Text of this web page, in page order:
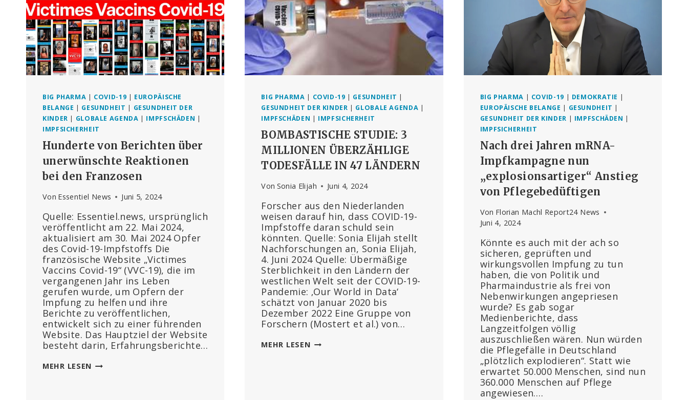
BIG PHARMA | COVID-19 | EUROPÄISCHE
BELANGE | GESUNDHEIT | GESUNDHEIT DER
KINDER | GLOBALE AGENDA | IMPFSCHÄDEN |
IMPFSICHERHEIT
Hunderte von Berichten über
unerwünschte Reaktionen
bei den Franzosen
Von Essentiel News Juni 5, 2024
Quelle: Essentiel.news, ursprünglich
veröffentlicht am 22. Mai 2024,
aktualisiert am 30. Mai 2024 Opfer
des Covid-19-Impfstoffs Die
französische Website „Victimes
Vaccins Covid-19“ (VVC-19), die im
vergangenen Jahr ins Leben
gerufen wurde, um Opfern der
Impfung zu helfen und ihre
Berichte zu veröffentlichen,
entwickelt sich zu einer führenden
Website. Das Hauptziel der Website
besteht darin, Erfahrungsberichte…
MEHR LESEN HUNDERTE
BIG PHARMA | COVID-19 | GESUNDHEIT |
GESUNDHEIT DER KINDER | GLOBALE AGENDA |
IMPFSCHÄDEN | IMPFSICHERHEIT
BOMBASTISCHE STUDIE: 3
MILLIONEN ÜBERZÄHLIGE
TODESFÄLLE IN 47 LÄNDERN
Von Sonia Elijah Juni 4, 2024
Forscher aus den Niederlanden
weisen darauf hin, dass COVID-19-
Impfstoffe daran schuld sein
könnten. Quelle: Sonia Elijah stellt
Nachforschungen an, Sonia Elijah,
4. Juni 2024 Quelle: Übermäßige
Sterblichkeit in den Ländern der
westlichen Welt seit der COVID-19-
Pandemie: ‚Our World in Data‘
schätzt von Januar 2020 bis
Dezember 2022 Eine Gruppe von
Forschern (Mostert et al.) von…
MEHR LESENBOMBASTISCHE
BIG PHARMA | COVID-19 | DEMOKRATIE |
EUROPÄISCHE BELANGE | GESUNDHEIT |
GESUNDHEIT DER KINDER | IMPFSCHÄDEN |
IMPFSICHERHEIT
Nach drei Jahren mRNA-
Impfkampagne nun
„explosionsartiger“ Anstieg
von Pflegebedüftigen
Von Florian Machl Report24 News
Juni 4, 2024
Könnte es auch mit der ach so
sicheren, geprüften und
wirkungsvollen Impfung zu tun
haben, die von Politik und
Pharmaindustrie als frei von
Nebenwirkungen angepriesen
wurde? Es gab sogar
Medienberichte, dass
Langzeitfolgen völlig
auszuschließen wären. Nun würden
die Pflegefälle in Deutschland
„plötzlich explodieren“. Statt wie
erwartet 50.000 Menschen, sind nun
360.000 Menschen auf Pflege
angewiesen….